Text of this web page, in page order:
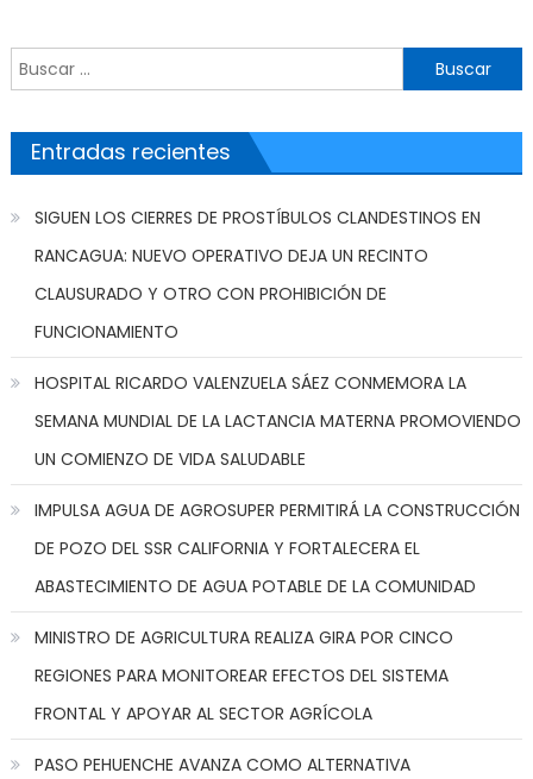
Buscar por:
Entradas recientes
SIGUEN LOS CIERRES DE PROSTÍBULOS CLANDESTINOS EN
RANCAGUA: NUEVO OPERATIVO DEJA UN RECINTO
CLAUSURADO Y OTRO CON PROHIBICIÓN DE
FUNCIONAMIENTO
HOSPITAL RICARDO VALENZUELA SÁEZ CONMEMORA LA
SEMANA MUNDIAL DE LA LACTANCIA MATERNA PROMOVIENDO
UN COMIENZO DE VIDA SALUDABLE
IMPULSA AGUA DE AGROSUPER PERMITIRÁ LA CONSTRUCCIÓN
DE POZO DEL SSR CALIFORNIA Y FORTALECERA EL
ABASTECIMIENTO DE AGUA POTABLE DE LA COMUNIDAD
MINISTRO DE AGRICULTURA REALIZA GIRA POR CINCO
REGIONES PARA MONITOREAR EFECTOS DEL SISTEMA
FRONTAL Y APOYAR AL SECTOR AGRÍCOLA
PASO PEHUENCHE AVANZA COMO ALTERNATIVA